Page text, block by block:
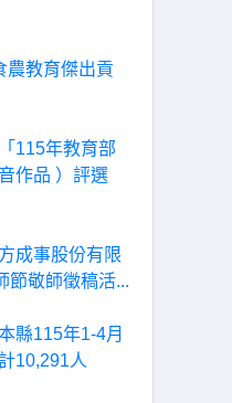
農教育傑出貢
115年教育部
作品 ）評選
成事股份有限
節敬師徵稿活...
縣115年1-4月
10,291人